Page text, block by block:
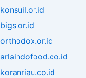
konsuil.or.id
bigs.or.id
orthodox.or.id
arlaindofood.co.id
koranriau.co.id